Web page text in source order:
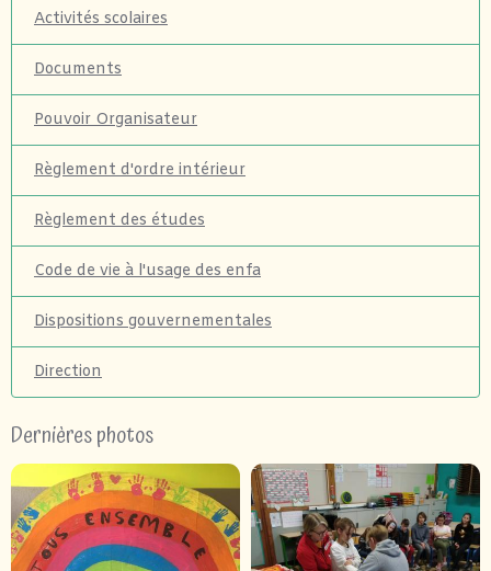
Activités scolaires
Documents
Pouvoir Organisateur
Règlement d'ordre intérieur
Règlement des études
Code de vie à l'usage des enfa
Dispositions gouvernementales
Direction
Dernières photos